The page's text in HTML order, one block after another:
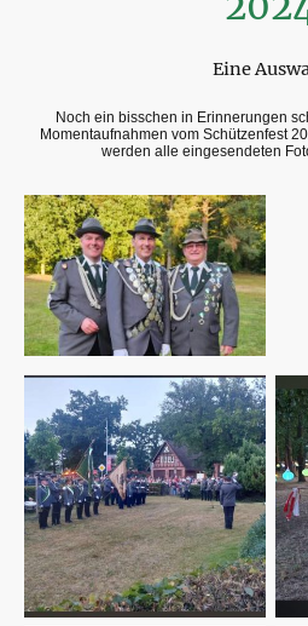
Eine
Noch ein bisschen in Erinnerungen
Momentaufnahmen vom Schützenfest
werden alle eingesendeten